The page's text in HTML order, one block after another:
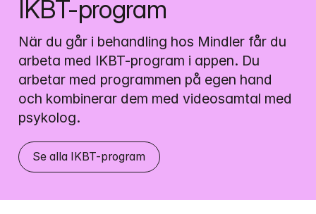
IKBT-program
När du går i behandling hos Mindler får du
arbeta med IKBT-program i appen. Du
arbetar med programmen på egen hand
och kombinerar dem med videosamtal med
psykolog.
Se alla IKBT-program